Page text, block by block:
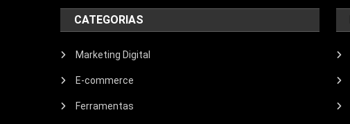
CATEGORIAS
Marketing Digital
E-commerce
Ferramentas